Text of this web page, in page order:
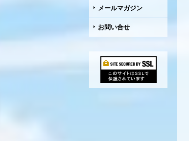
メールマガジン
お問い合せ